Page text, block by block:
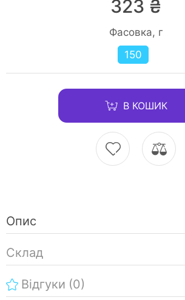
323 ₴
Фасовка, г
150
В КОШИК
Опис
Склад
Відгуки (0)